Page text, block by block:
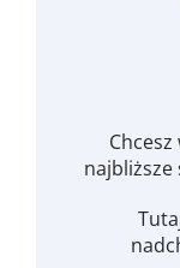
najbliższe